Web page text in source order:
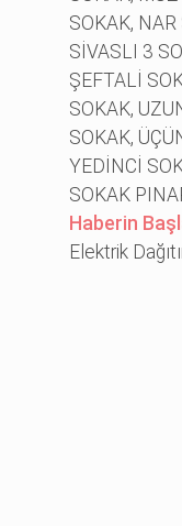
SOKAK,
SİVASLI 3
ŞEFTALİ
SOKAK,
SOKAK,
YEDİNCİ
SOKAK
Haberin
Elektrik